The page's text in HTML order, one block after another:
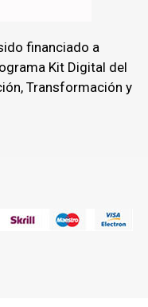
financiado a
Kit Digital del
Transformación y